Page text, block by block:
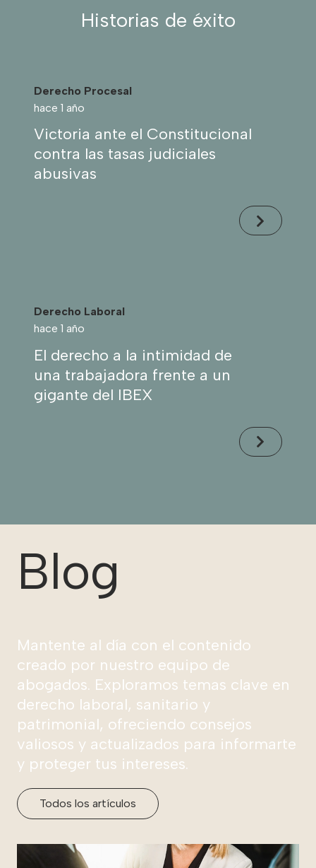
Historias de éxito
Derecho Procesal
hace 1 año
Victoria ante el Constitucional
contra las tasas judiciales
abusivas
Derecho Laboral
hace 1 año
El derecho a la intimidad de
una trabajadora frente a un
gigante del IBEX
Blog
Mantente al día con el contenido
creado por nuestro equipo de
abogados. Exploramos temas clave en
derecho laboral, sanitario y
patrimonial, ofreciendo consejos
valiosos y actualizados para informarte
y proteger tus intereses.
Todos los artículos